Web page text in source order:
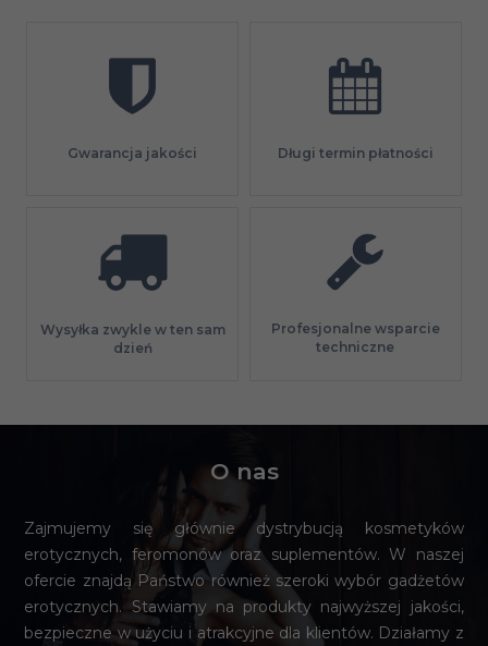
Gwarancja jakości Długi termin płatności
Wysyłka zwykle w ten sam
dzień
Profesjonalne wsparcie
techniczne
O nas
Zajmujemy się głównie dystrybucją kosmetyków
erotycznych, feromonów oraz suplementów. W naszej
ofercie znajdą Państwo również szeroki wybór gadżetów
erotycznych. Stawiamy na produkty najwyższej jakości,
bezpieczne w użyciu i atrakcyjne dla klientów. Działamy z